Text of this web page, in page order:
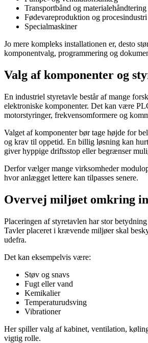
Transportbånd og materialehåndtering
Fødevareproduktion og procesindustri
Specialmaskiner
Jo mere kompleks installationen er, desto
komponentvalg, programmering og
Valg af komponenter og
En industriel styretavle består af mange
elektroniske komponenter. Det kan være
motorstyringer, frekvensomformere og
Valget af komponenter bør tage højde for
og krav til oppetid. En billig løsning kan
giver hyppige driftsstop eller begrænser
Derfor vælger mange virksomheder
hvor anlægget lettere kan tilpasses senere.
Overvej miljøet omkring
Placeringen af styretavlen har stor
Tavler placeret i krævende miljøer skal
udefra.
Det kan eksempelvis være:
Støv og snavs
Fugt eller vand
Kemikalier
Temperaturudsving
Vibrationer
Her spiller valg af kabinet, ventilation,
vigtig rolle.